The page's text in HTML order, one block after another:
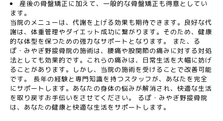
産後の骨盤矯正に加えて、一般的な骨盤矯正も得意としてい
ます。
当院のメニューは、代謝を上げる効果も期待できます。良好な代
謝は、体重管理やダイエット成功に繋がります。そのため、健康
的な体型を保つための強力なサポートとなります。 また、る
ぽ・みやぎ野接骨院の施術は、腰痛や股関節の痛みに対する対処
法としても効果的です。これらの痛みは、日常生活を大幅に妨げ
ることがあります。しかし、当院の施術を受けることで改善可能
です。 長年の経験と専門知識を持つスタッフが、あなたを完全
にサポートします。あなたの身体の悩みが解消され、快適な生活
を取り戻すお手伝いをさせてください。 るぽ・みやぎ野接骨院
は、あなたの健康と快適な生活をサポートします。